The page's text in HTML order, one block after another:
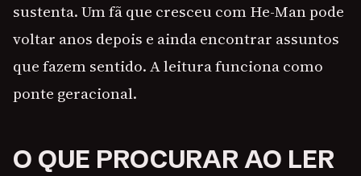
sustenta. Um fã que cresceu com He-Man pode
voltar anos depois e ainda encontrar assuntos
que fazem sentido. A leitura funciona como
ponte geracional.
O QUE PROCURAR AO LER